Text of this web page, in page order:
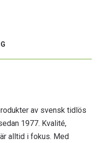
av svensk tidlös
1977. Kvalité,
alltid i fokus. Med